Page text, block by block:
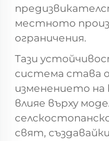
местното
ограничения.
Тази
система става
изменението на
влияе върху
свят,